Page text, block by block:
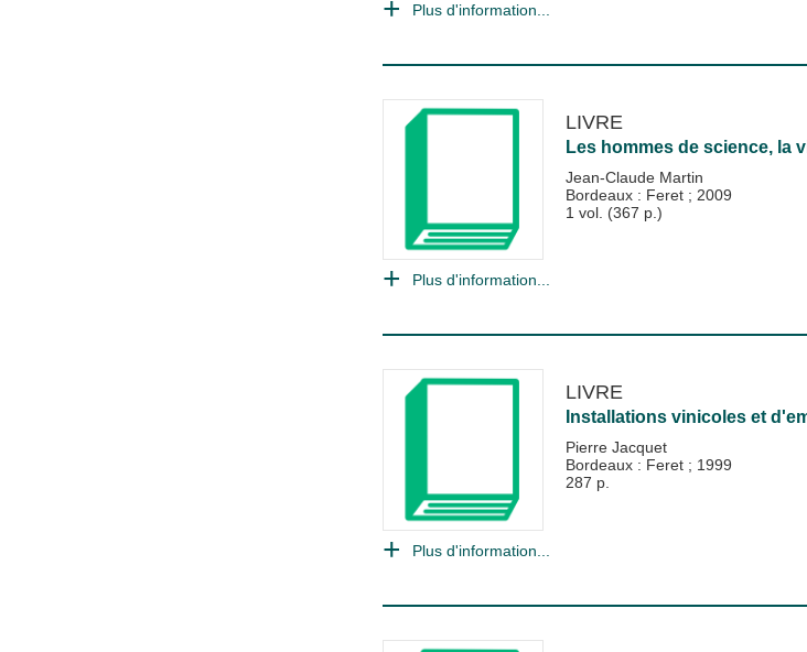
Plus d'information...
LIVRE
Les hommes de science, la
Jean-Claude Martin
Bordeaux : Feret ; 2009
1 vol. (367 p.)
Plus d'information...
LIVRE
Installations vinicoles et
Pierre Jacquet
Bordeaux : Feret ; 1999
287 p.
Plus d'information...